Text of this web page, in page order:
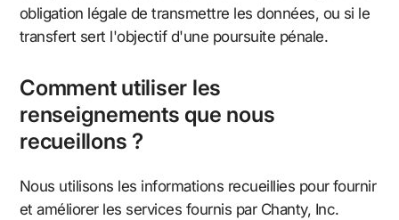
obligation légale de transmettre les données, ou si le
transfert sert l'objectif d'une poursuite pénale.
Comment utiliser les
renseignements que nous
recueillons ?
Nous utilisons les informations recueillies pour fournir
et améliorer les services fournis par Chanty, Inc.